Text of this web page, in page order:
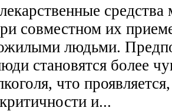
средства
совместном их
людьми.
становятся более
что
и...